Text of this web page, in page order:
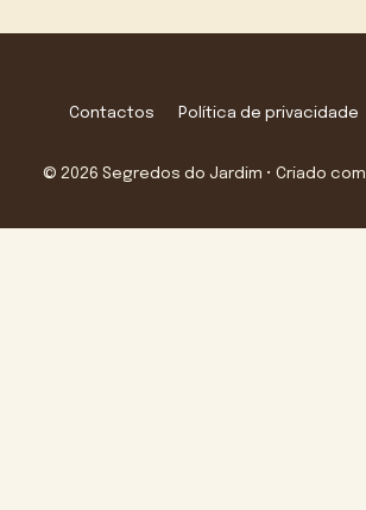
Contactos Política de privacidade
© 2026 Segredos do Jardim • Criado com